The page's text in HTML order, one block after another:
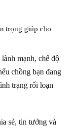
trọng giúp cho
mạnh, chế độ
chồng bạn đang
trạng rối loạn
sẻ, tin tưởng và